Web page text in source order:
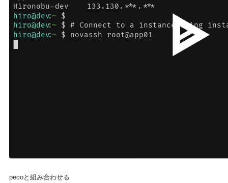
pecoと組み合わせる